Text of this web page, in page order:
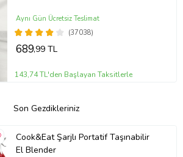
(37038)
Aynı Gün Ücretsiz Teslimat
689,99 TL
143,74 TL'den Başlayan Taksitlerle
Son Gezdikleriniz
Cook&Eat Şarjlı Portatif Taşınabilir
El Blender